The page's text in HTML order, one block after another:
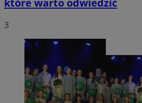
które warto odwiedzić
3